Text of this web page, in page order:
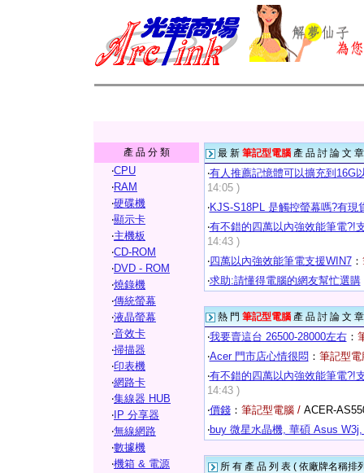
產 品 分 類
‧CPU
‧RAM
‧硬碟機
‧顯示卡
‧主機板
‧CD-ROM
‧DVD - ROM
‧燒錄機
‧傳統螢幕
‧液晶螢幕
‧音效卡
‧掃描器
‧印表機
‧網路卡
‧集線器 HUB
‧ IP 分享器
‧無線網路
‧數據機
‧機箱 & 電源
最 新 筆記型電腦產 品 討 論 文 章
‧有人推薦記憶體可以擴充到16G
14:05 )
‧KJS-S18PL 是觸控螢幕嗎?有現
‧有不錯的四萬以內強效能筆電?!
14:43 )
‧四萬以內強效能筆電支援WIN7：
‧求助:請懂得電腦的網友幫忙選購
熱 門 筆記型電腦產 品 討 論 文 章
‧我要賣這台 26500-28000左右：
‧Acer 門市店心情很悶 ： 筆記型
‧有不錯的四萬以內強效能筆電?!
14:43 )
‧價錢： 筆記型電腦 / ACER-
‧buy 微星水晶機, 華碩 Asus
所 有 產 品 列 表 ( 依廠牌名稱排